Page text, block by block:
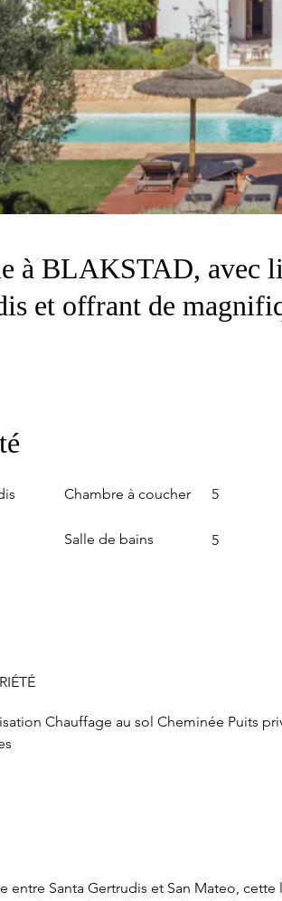
à BLAKSTAD, avec
et offrant de
Chambre à coucher
Salle de bains
5
5
Chauffage au sol Cheminée Puits
entre Santa Gertrudis et San Mateo,